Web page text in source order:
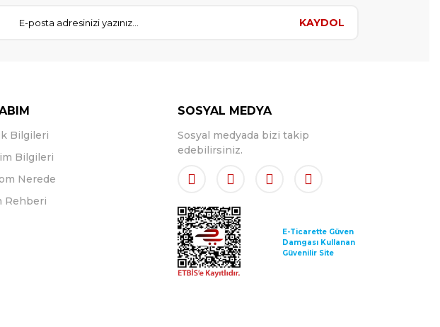
KAYDOL
Bilgileri
Bilgileri
Nerede
Rehberi
SOSYAL MEDYA
Sosyal medyada bizi takip
edebilirsiniz.
E-Ticarette Güven
Damgası Kullanan
Güvenilir Site